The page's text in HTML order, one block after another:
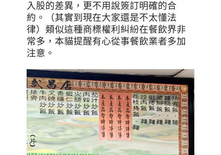
入股的差異，更不用說簽訂明確的合
約。（其實到現在大家還是不太懂法
律）類似這種商標權利糾紛在餐飲界非
常多，本貓提醒有心從事餐飲業者多加
注意。